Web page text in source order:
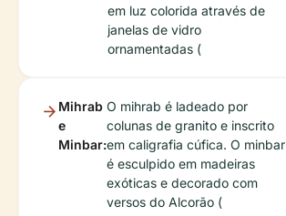
em luz colorida através de
janelas de vidro
ornamentadas (
Mihrab
e
Minbar:
O mihrab é ladeado por
colunas de granito e inscrito
em caligrafia cúfica. O minbar
é esculpido em madeiras
exóticas e decorado com
versos do Alcorão (